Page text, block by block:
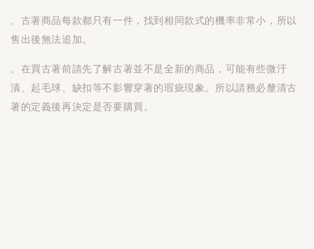
。古著商品每款都只有一件，找到相同款式的機率非常小，所以
售出後無法追加。
。在買古著前請先了解古著並不是全新的商品，可能有些微汙
漬、起毛球、缺扣等不影響穿著的瑕疵現象。所以請務必釐清古
著的定義後再決定是否要購買。